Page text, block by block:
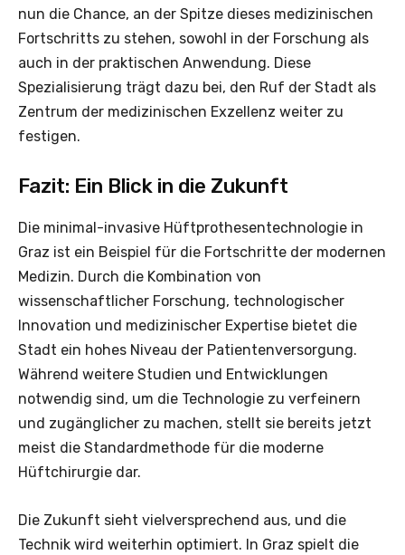
nun die Chance, an der Spitze dieses medizinischen
Fortschritts zu stehen, sowohl in der Forschung als
auch in der praktischen Anwendung. Diese
Spezialisierung trägt dazu bei, den Ruf der Stadt als
Zentrum der medizinischen Exzellenz weiter zu
festigen.
Fazit: Ein Blick in die Zukunft
Die minimal-invasive Hüftprothesentechnologie in
Graz ist ein Beispiel für die Fortschritte der modernen
Medizin. Durch die Kombination von
wissenschaftlicher Forschung, technologischer
Innovation und medizinischer Expertise bietet die
Stadt ein hohes Niveau der Patientenversorgung.
Während weitere Studien und Entwicklungen
notwendig sind, um die Technologie zu verfeinern
und zugänglicher zu machen, stellt sie bereits jetzt
meist die Standardmethode für die moderne
Hüftchirurgie dar.
Die Zukunft sieht vielversprechend aus, und die
Technik wird weiterhin optimiert. In Graz spielt die